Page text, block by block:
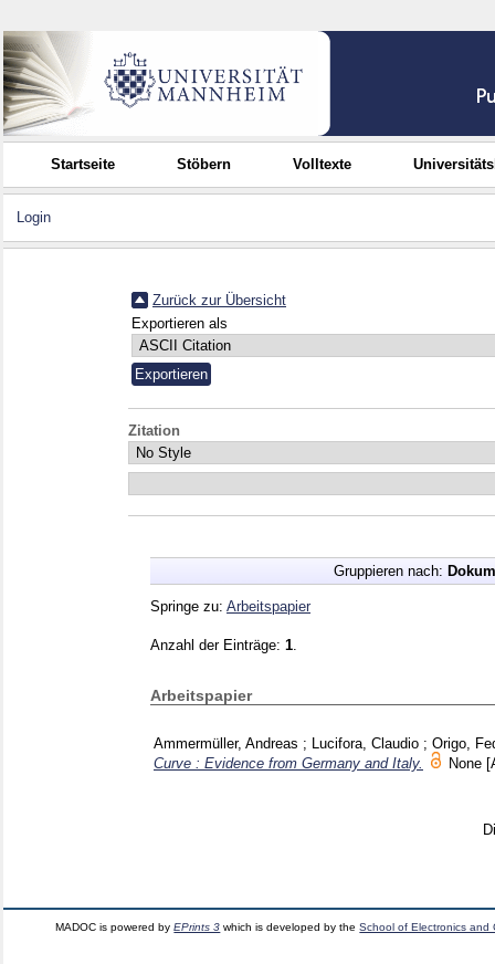
Startseite Stöbern Volltexte
Login
Zurück zur Übersicht
Exportieren als
Zitation
Gruppieren nach:
Springe zu: Arbeitspapier
Anzahl der Einträge: 1
Arbeitspapier
Ammermüller, Andreas ; Lucifora, Claudio ; Origo,
Curve : Evidence from Germany and Italy.
None
MADOC is powered byEPrints 3 which is developed by theSchool of Electronics and